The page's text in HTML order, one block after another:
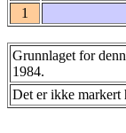
1
Grunnlaget for
1984.
Det er ikke markert